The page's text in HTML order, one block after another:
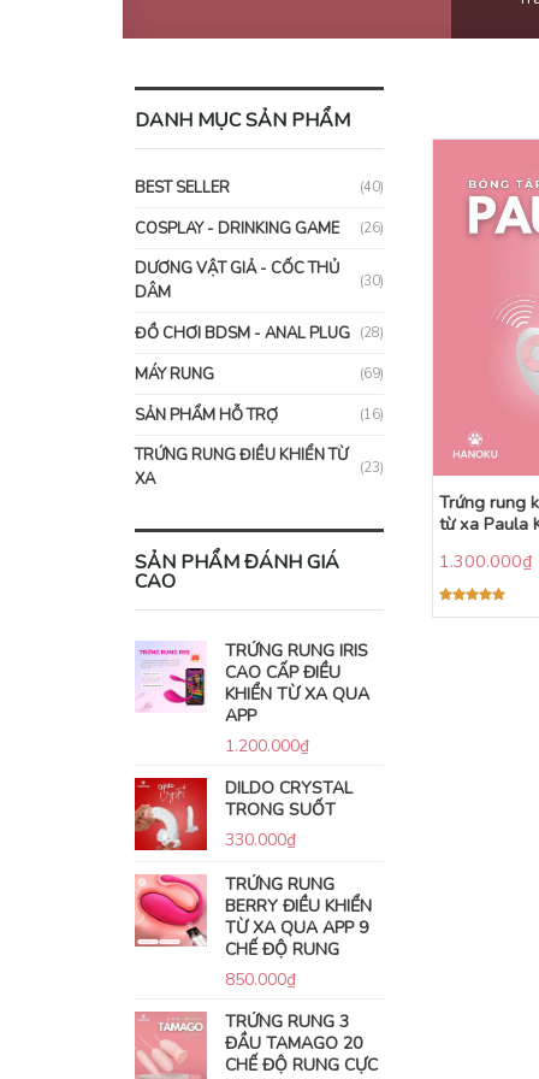
DANH MỤC SẢN PHẨM
BEST SELLER (40)
COSPLAY - DRINKING GAME (26)
DƯƠNG VẬT GIẢ - CỐC THỦ
DÂM
(30)
ĐỒ CHƠI BDSM - ANAL PLUG (28)
MÁY RUNG (69)
SẢN PHẨM HỖ TRỢ (16)
TRỨNG RUNG ĐIỀU KHIỂN TỪ
XA
(23)
SẢN PHẨM ĐÁNH GIÁ
CAO
TRỨNG RUNG IRIS
CAO CẤP ĐIỀU
KHIỂN TỪ XA QUA
APP
1.200.000₫
DILDO CRYSTAL
TRONG SUỐT
330.000₫
TRỨNG RUNG
BERRY ĐIỀU KHIỂN
TỪ XA QUA APP 9
CHẾ ĐỘ RUNG
850.000₫
TRỨNG RUNG 3
ĐẦU TAMAGO 20
CHẾ ĐỘ RUNG CỰC
Trứng rung
từ xa Paula
1.300.000₫
Được xếp